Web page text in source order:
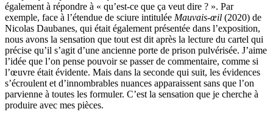
également à répondre à « qu’est-ce que ça veut dire ? ». Par
exemple, face à l’étendue de sciure intitulée Mauvais-œil (2020) de
Nicolas Daubanes, qui était également présentée dans l’exposition,
nous avons la sensation que tout est dit après la lecture du cartel qui
précise qu’il s’agit d’une ancienne porte de prison pulvérisée. J’aime
l’idée que l’on pense pouvoir se passer de commentaire, comme si
l’œuvre était évidente. Mais dans la seconde qui suit, les évidences
s’écroulent et d’innombrables nuances apparaissent sans que l’on
parvienne à toutes les formuler. C’est la sensation que je cherche à
produire avec mes pièces.